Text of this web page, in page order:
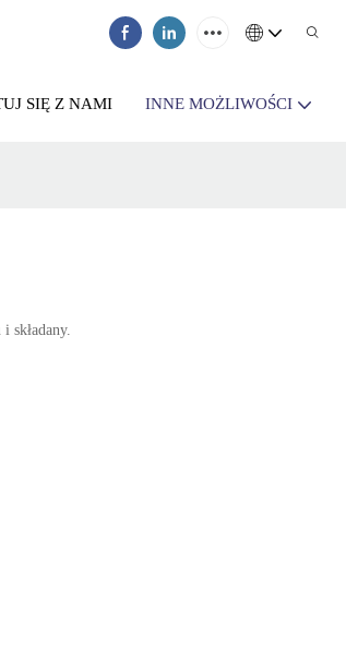
SIĘ Z NAMI INNE MOŻLIWOŚCI
składany.